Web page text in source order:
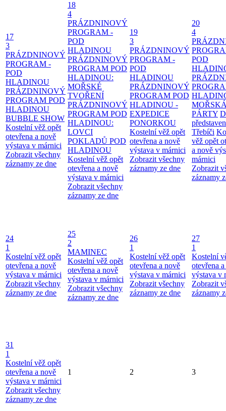
17
3
PRÁZDNINOVÝ
PROGRAM -
POD
HLADINOU
PRÁZDNINOVÝ
PROGRAM POD
HLADINOU
BUBBLE SHOW
Kostelní věž opět
otevřena a nově
výstava v márnici
Zobrazit všechny
záznamy ze dne
18
4
PRÁZDNINOVÝ
PROGRAM -
POD
HLADINOU
PRÁZDNINOVÝ
PROGRAM POD
HLADINOU:
MOŘSKÉ
TVOŘENÍ
PRÁZDNINOVÝ
PROGRAM POD
HLADINOU:
LOVCI
POKLADŮ POD
HLADINOU
Kostelní věž opět
otevřena a nově
výstava v márnici
Zobrazit všechny
záznamy ze dne
19
3
PRÁZDNINOVÝ
PROGRAM -
POD
HLADINOU
PRÁZDNINOVÝ
PROGRAM POD
HLADINOU -
EXPEDICE
PONORKOU
Kostelní věž opět
otevřena a nově
výstava v márnici
Zobrazit všechny
záznamy ze dne
20
4
POD
PÁRTY
Třebíči
věž opět
a nově
márnici
Zobrazit
záznamy
24
1
Kostelní věž opět
otevřena a nově
výstava v márnici
Zobrazit všechny
záznamy ze dne
25
2
MAMINEC
Kostelní věž opět
otevřena a nově
výstava v márnici
Zobrazit všechny
záznamy ze dne
26
1
Kostelní věž opět
otevřena a nově
výstava v márnici
Zobrazit všechny
záznamy ze dne
27
1
Kostelní
otevřena
výstava v
Zobrazit
záznamy
31
1
Kostelní věž opět
otevřena a nově
výstava v márnici
Zobrazit všechny
záznamy ze dne
1 2 3